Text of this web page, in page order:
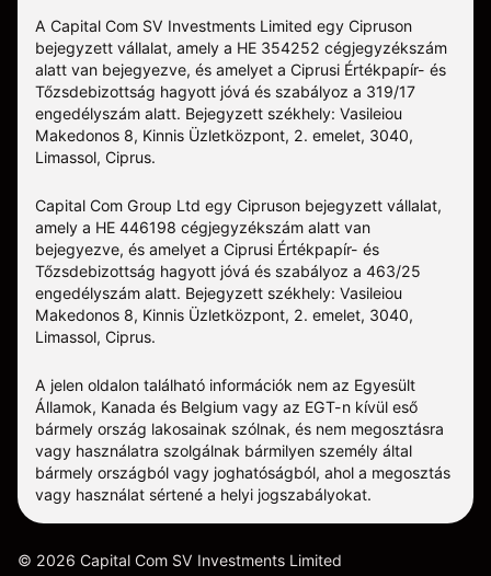
A Capital Com SV Investments Limited egy Cipruson
bejegyzett vállalat, amely a HE 354252 cégjegyzékszám
alatt van bejegyezve, és amelyet a Ciprusi Értékpapír- és
Tőzsdebizottság hagyott jóvá és szabályoz a 319/17
engedélyszám alatt. Bejegyzett székhely: Vasileiou
Makedonos 8, Kinnis Üzletközpont, 2. emelet, 3040,
Limassol, Ciprus.
Capital Com Group Ltd egy Cipruson bejegyzett vállalat,
amely a ΗΕ 446198 cégjegyzékszám alatt van
bejegyezve, és amelyet a Ciprusi Értékpapír- és
Tőzsdebizottság hagyott jóvá és szabályoz a 463/25
engedélyszám alatt. Bejegyzett székhely: Vasileiou
Makedonos 8, Kinnis Üzletközpont, 2. emelet, 3040,
Limassol, Ciprus.
A jelen oldalon található információk nem az Egyesült
Államok, Kanada és Belgium vagy az EGT-n kívül eső
bármely ország lakosainak szólnak, és nem megosztásra
vagy használatra szolgálnak bármilyen személy által
bármely országból vagy joghatóságból, ahol a megosztás
vagy használat sértené a helyi jogszabályokat.
© 2026 Capital Com SV Investments Limited